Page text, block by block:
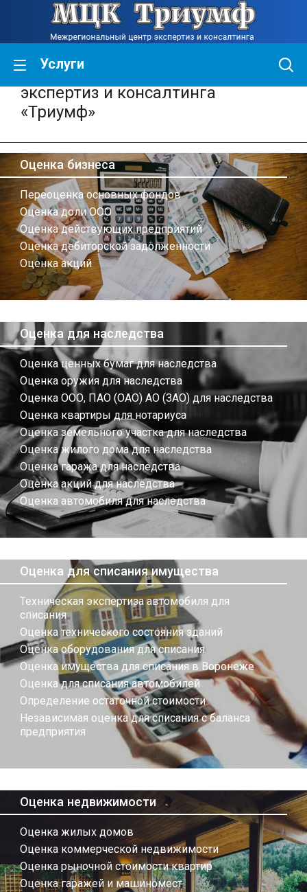
Услуги
Межрегиональный центр
экспертиз и консалтинга
«Триумф»
Оценка бизнеса
Переоценка основных фондов
Оценка доли ООО
Оценка действующих предприятий
Оценка дебиторской задолженности
Оценка акций
Оценка для наследства
Оценка ценных бумаг для наследства
Оценка оружия для наследства
Оценка ООО, ПАО (ОАО) АО (ЗАО) для наследства
Оценка квартиры для нотариуса
Оценка земельного участка для наследства
Оценка жилого дома для наследства
Оценка гаража для наследства
Оценка акций для наследства
Оценка автомобиля для наследства
Оценка для списания имущества
Техническая экспертиза автомобиля для
списания
Оценка технического состояния зданий
Оценка оборудования для списания
Оценка имущества для списания в Воронеже
Оценка для списания автомобилей
Определение остаточной стоимости
Независимая оценка для списания с баланса
предприятия
Оценка недвижимости
Оценка жилых домов
Оценка коммерческой недвижимости
Оценка рыночной стоимости квартир
Оценка гаражей и машиномест